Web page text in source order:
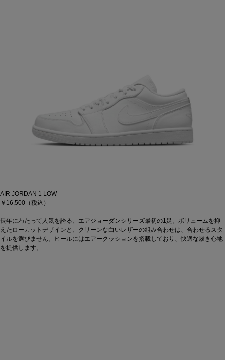
AIR JORDAN 1 LOW
￥16,500（税込）
長年にわたって人気を誇る、エアジョーダンシリーズ最初の1足。ボリュームを抑
えたローカットデザインと、クリーンな白いレザーの組み合わせは、合わせるスタ
イルを選びません。ヒールにはエアークッションを搭載しており、快適な履き心地
を提供します。